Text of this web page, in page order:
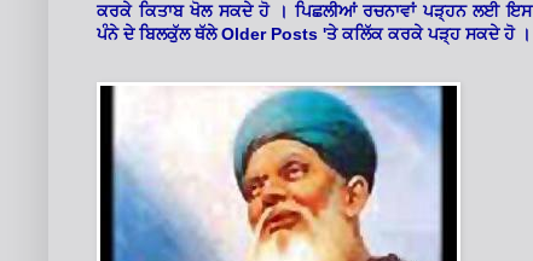
ਕਰਕੇ ਕਿਤਾਬ ਖੋਲ ਸਕਦੇ ਹੋ । ਪਿਛਲੀਆਂ ਰਚਨਾਵਾਂ ਪੜ੍ਹਨ ਲਈ ਇਸ
ਪੰਨੇ ਦੇ ਬਿਲਕੁੱਲ ਥੱਲੇOlder Posts 'ਤੇ ਕਲਿੱਕ ਕਰਕੇ ਪੜ੍ਹ ਸਕਦੇ ਹੋ ।